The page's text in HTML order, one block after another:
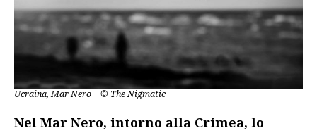
Ucraina, Mar Nero | © The Nigmatic
Nel Mar Nero, intorno alla Crimea, lo